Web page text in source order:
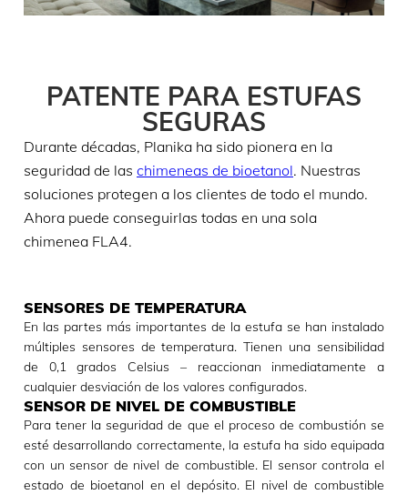
PATENTE PARA ESTUFAS
SEGURAS
Durante décadas, Planika ha sido pionera en la
seguridad de las chimeneas de bioetanol. Nuestras
soluciones protegen a los clientes de todo el mundo.
Ahora puede conseguirlas todas en una sola
chimenea FLA4.
SENSORES DE TEMPERATURA
En las partes más importantes de la estufa se han instalado
múltiples sensores de temperatura. Tienen una sensibilidad
de 0,1 grados Celsius – reaccionan inmediatamente a
cualquier desviación de los valores configurados.
SENSOR DE NIVEL DE COMBUSTIBLE
Para tener la seguridad de que el proceso de combustión se
esté desarrollando correctamente, la estufa ha sido equipada
con un sensor de nivel de combustible. El sensor controla el
estado de bioetanol en el depósito. El nivel de combustible